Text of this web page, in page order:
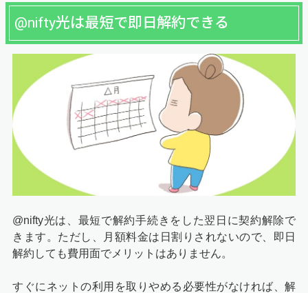
@nifty光は最短で即日解約できる
@nifty光は、最短で解約手続きをした翌日に契約解除で
きます。ただし、月額料金は日割りされないので、即日
解約しても費用面でメリットはありません。
すぐにネットの利用を取りやめる必要性がなければ、解